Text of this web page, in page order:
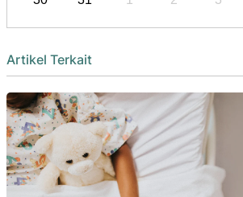
Artikel Terkait